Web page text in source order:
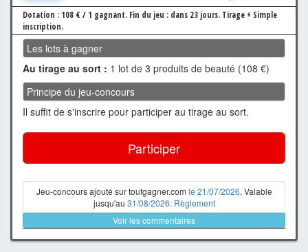
Dotation : 108 € / 1 gagnant. Fin du jeu : dans 23 jours. Tirage + Simple
inscription.
Les lots à gagner
Au tirage au sort : 1 lot de 3 produits de beauté (108 €)
Principe du jeu-concours
Il suffit de s'inscrire pour participer au tirage au sort.
Participer
Jeu-concours ajouté sur toutgagner.com le 21/07/2026. Valable
jusqu'au 31/08/2026. Règlement
Voir les commentaires